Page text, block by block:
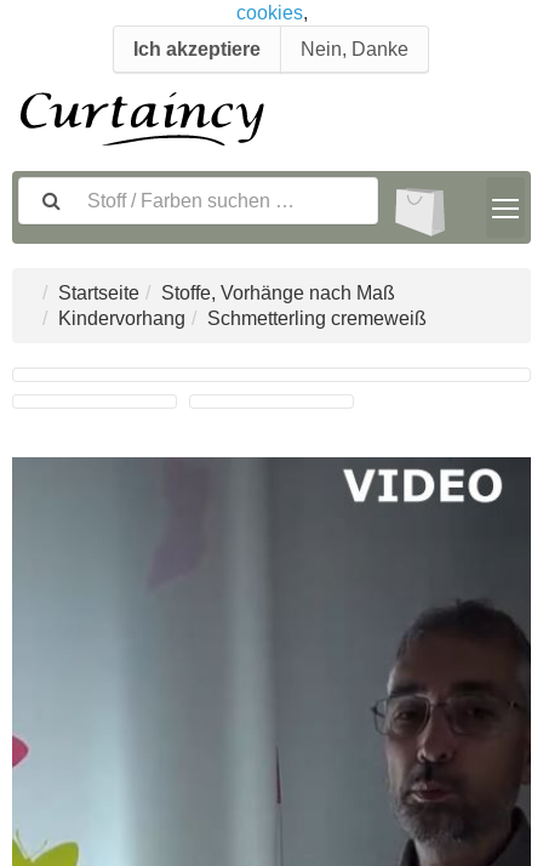
cookies,
Ich akzeptiere
Nein, Danke
Startseite
Stoffe, Vorhänge nach Maß
Kindervorhang
Schmetterling cremeweiß